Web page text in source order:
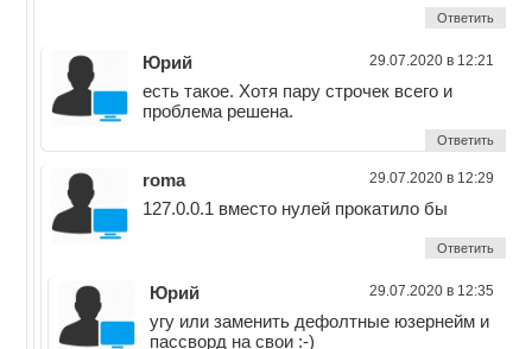
Ответить
Юрий 29.07.2020 в 12:21
есть такое. Хотя пару строчек всего и
проблема решена.
Ответить
roma 29.07.2020 в 12:29
127.0.0.1 вместо нулей прокатило бы
Ответить
Юрий 29.07.2020 в 12:35
угу или заменить дефолтные юзернейм и
пассворд на свои :-)